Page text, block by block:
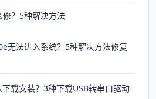
修？5种解决方法
无法进入系统？5种解决方法修复
载安装？3种下载USB转串口驱动